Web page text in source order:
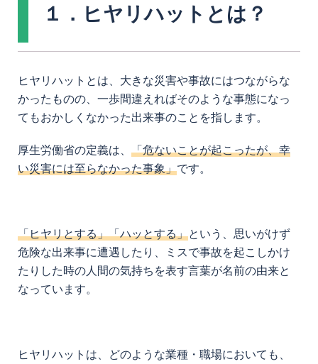
１．ヒヤリハットとは？
ヒヤリハットとは、大きな災害や事故にはつながらな
かったものの、一歩間違えればそのような事態になっ
てもおかしくなかった出来事のことを指します。
厚生労働省の定義は、 「危ないことが起こったが、幸
い災害には至らなかった事象」です。
「ヒヤリとする」「ハッとする」という、思いがけず
危険な出来事に遭遇したり、ミスで事故を起こしかけ
たりした時の人間の気持ちを表す言葉が名前の由来と
なっています。
ヒヤリハットは、どのような業種・職場においても、